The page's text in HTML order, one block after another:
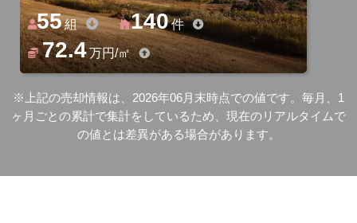
55組 140件
72.4万円/㎡
※上記の売却情報は、2026年06月末時点での値です。毎月、1
ヶ月ごとの累計で集計をしているため、現在のリアルタイムで
の値とは差異がある場合があります。